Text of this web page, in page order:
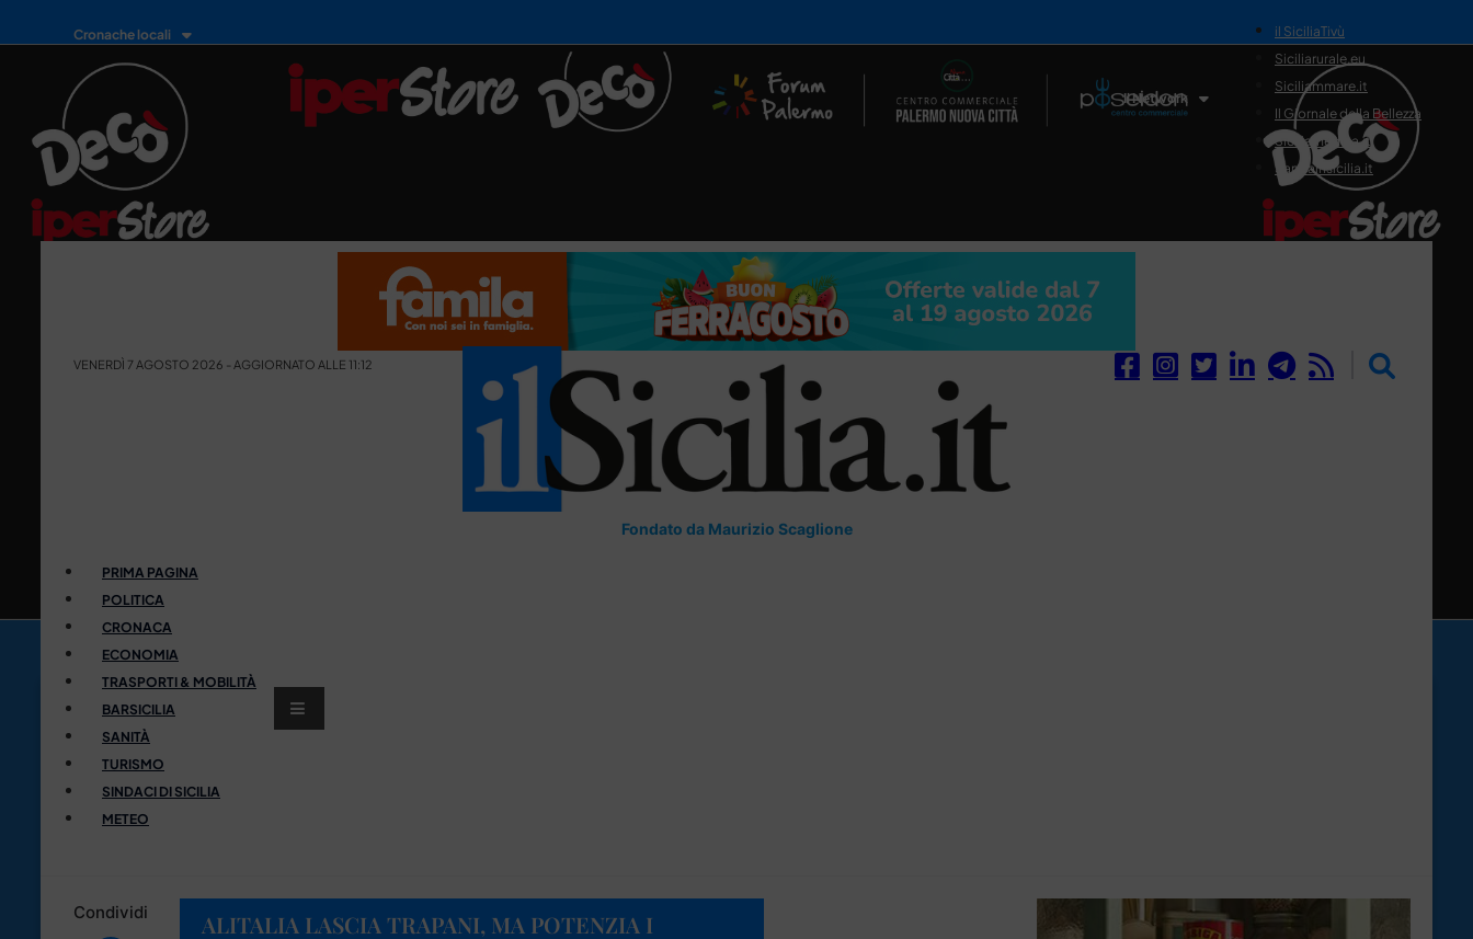
Cronache locali
Il Network
il SiciliaTivù
Siciliarurale.eu
Siciliammare.it
Il Giornale della Bellezza
Siciliamedica.it
Sanitainsicilia.it
VENERDÌ 7 AGOSTO 2026 - AGGIORNATO ALLE 11:12
Fondato da Maurizio Scaglione
PRIMA PAGINA
POLITICA
CRONACA
ECONOMIA
TRASPORTI & MOBILITÀ
BARSICILIA
SANITÀ
TURISMO
SINDACI DI SICILIA
METEO
Condividi
ALITALIA LASCIA TRAPANI, MA POTENZIA I